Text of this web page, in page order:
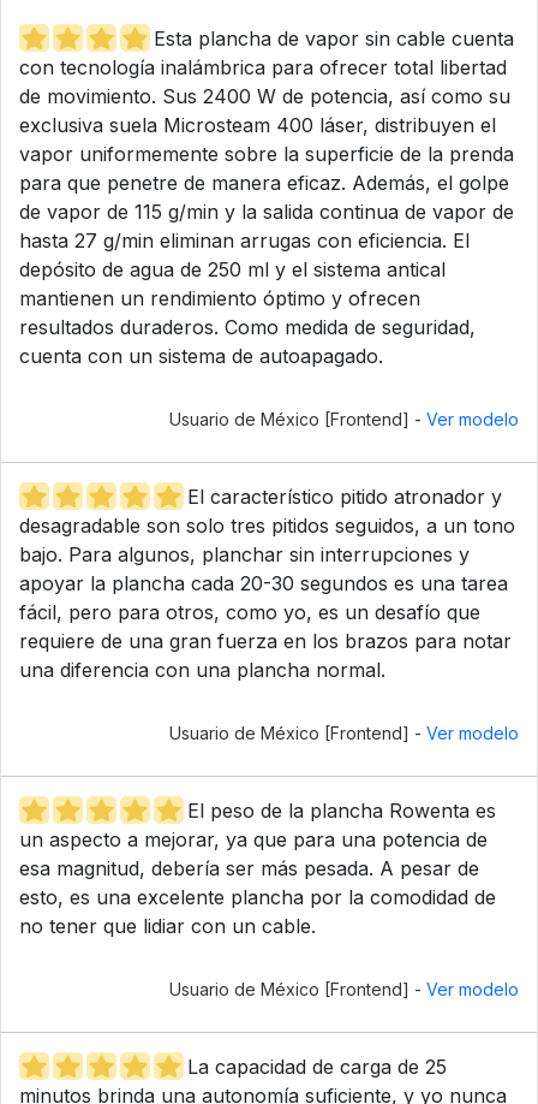
Esta plancha de vapor sin cable cuenta
con tecnología inalámbrica para ofrecer total libertad
de movimiento. Sus 2400 W de potencia, así como su
exclusiva suela Microsteam 400 láser, distribuyen el
vapor uniformemente sobre la superficie de la prenda
para que penetre de manera eficaz. Además, el golpe
de vapor de 115 g/min y la salida continua de vapor de
hasta 27 g/min eliminan arrugas con eficiencia. El
depósito de agua de 250 ml y el sistema antical
mantienen un rendimiento óptimo y ofrecen
resultados duraderos. Como medida de seguridad,
cuenta con un sistema de autoapagado.
Usuario de México [Frontend] - Ver modelo
El característico pitido atronador y
desagradable son solo tres pitidos seguidos, a un tono
bajo. Para algunos, planchar sin interrupciones y
apoyar la plancha cada 20-30 segundos es una tarea
fácil, pero para otros, como yo, es un desafío que
requiere de una gran fuerza en los brazos para notar
una diferencia con una plancha normal.
Usuario de México [Frontend] - Ver modelo
El peso de la plancha Rowenta es
un aspecto a mejorar, ya que para una potencia de
esa magnitud, debería ser más pesada. A pesar de
esto, es una excelente plancha por la comodidad de
no tener que lidiar con un cable.
Usuario de México [Frontend] - Ver modelo
La capacidad de carga de 25
minutos brinda una autonomía suficiente, y yo nunca